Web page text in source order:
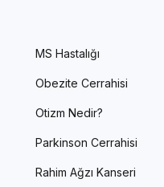
MS Hastalığı
Obezite Cerrahisi
Otizm Nedir?
Parkinson Cerrahisi
Rahim Ağzı Kanseri